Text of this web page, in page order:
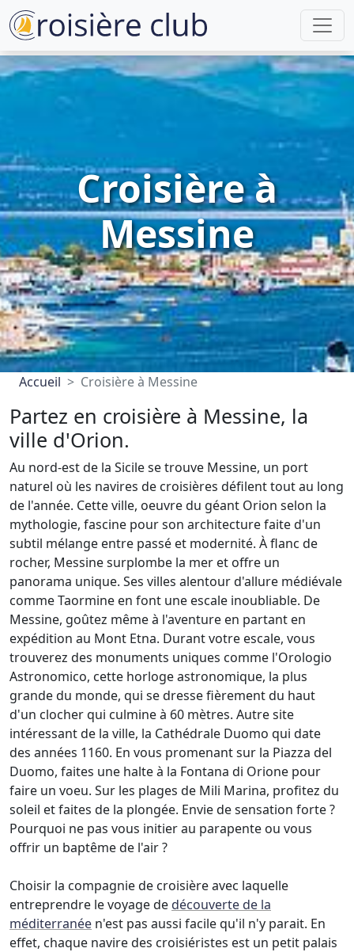
Croisière à
Messine
Accueil Croisière à Messine
Partez en croisière à Messine, la
ville d'Orion.
Au nord-est de la Sicile se trouve Messine, un port
naturel où les navires de croisières défilent tout au long
de l'année. Cette ville, oeuvre du géant Orion selon la
mythologie, fascine pour son architecture faite d'un
subtil mélange entre passé et modernité. À flanc de
rocher, Messine surplombe la mer et offre un
panorama unique. Ses villes alentour d'allure médiévale
comme Taormine en font une escale inoubliable. De
Messine, goûtez même à l'aventure en partant en
expédition au Mont Etna. Durant votre escale, vous
trouverez des monuments uniques comme l'Orologio
Astronomico, cette horloge astronomique, la plus
grande du monde, qui se dresse fièrement du haut
d'un clocher qui culmine à 60 mètres. Autre site
intéressant de la ville, la Cathédrale Duomo qui date
des années 1160. En vous promenant sur la Piazza del
Duomo, faites une halte à la Fontana di Orione pour
faire un voeu. Sur les plages de Mili Marina, profitez du
soleil et faites de la plongée. Envie de sensation forte ?
Pourquoi ne pas vous initier au parapente ou vous
offrir un baptême de l'air ?
Choisir la compagnie de croisière avec laquelle
entreprendre le voyage de découverte de la
méditerranée n'est pas aussi facile qu'il n'y parait. En
effet, chaque navire des croisiéristes est un petit palais